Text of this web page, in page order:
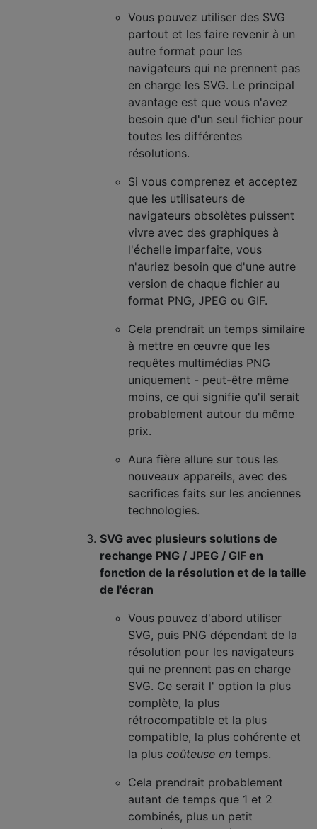
Vous pouvez utiliser des SVG
partout et les faire revenir à un
autre format pour les
navigateurs qui ne prennent pas
en charge les SVG. Le principal
avantage est que vous n'avez
besoin que d'un seul fichier pour
toutes les différentes
résolutions.
Si vous comprenez et acceptez
que les utilisateurs de
navigateurs obsolètes puissent
vivre avec des graphiques à
l'échelle imparfaite, vous
n'auriez besoin que d'une autre
version de chaque fichier au
format PNG, JPEG ou GIF.
Cela prendrait un temps similaire
à mettre en œuvre que les
requêtes multimédias PNG
uniquement - peut-être même
moins, ce qui signifie qu'il serait
probablement autour du même
prix.
Aura fière allure sur tous les
nouveaux appareils, avec des
sacrifices faits sur les anciennes
technologies.
SVG avec plusieurs solutions de
rechange PNG / JPEG / GIF en
fonction de la résolution et de la taille
de l'écran
Vous pouvez d'abord utiliser
SVG, puis PNG dépendant de la
résolution pour les navigateurs
qui ne prennent pas en charge
SVG. Ce serait l' option la plus
complète, la plus
rétrocompatible et la plus
compatible, la plus cohérente et
la plus coûteuse en temps.
Cela prendrait probablement
autant de temps que 1 et 2
combinés, plus un petit